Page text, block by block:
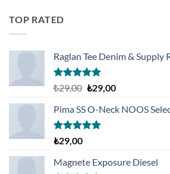
aldı
TOP RATED
Raglan Tee Denim & Supply
5 üzerinden
oy
aldı
₺29,00 Orijinal
₺29,00.
₺29,00Şu
fiyat:
Pima SS O-Neck NOOS
5 üzerinden
5.00oy
aldı
₺29,00
Magnete Exposure Diesel